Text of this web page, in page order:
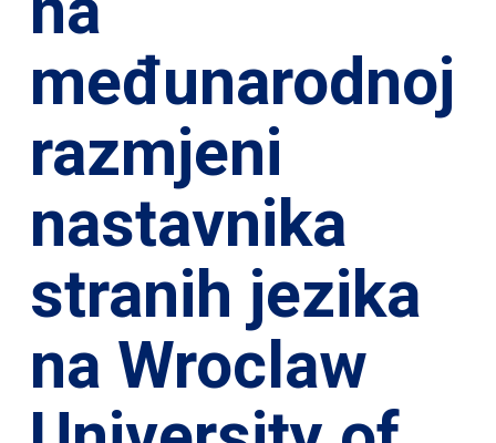
međunarodnoj
razmjeni
nastavnika
stranih jezika
na Wroclaw